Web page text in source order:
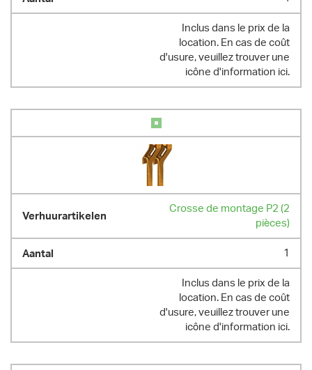
Inclus dans le prix de la
location. En cas de coût
d'usure, veuillez trouver une
icône d'information ici.
Crosse de montage P2 (2
pièces)
1
Inclus dans le prix de la
location. En cas de coût
d'usure, veuillez trouver une
icône d'information ici.